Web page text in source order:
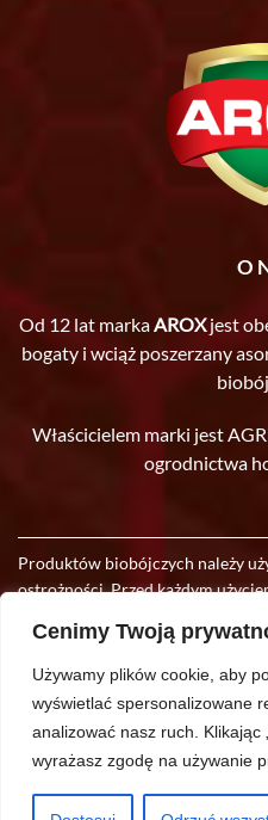
Cenimy Twoją
Używamy plików cookie, aby
wyświetlać spersonalizowane
analizować nasz ruch.
Klikając
wyrażasz zgodę na używanie
O
Od 12 lat marka AROXjest
bogaty i wciąż poszerzany
Właścicielem marki jest
ogrodnictwa
Produktów biobójczych należy
ostrożności. Przed każdym
do wprowadzania w
z postępu technologicznego.
Copyright © 2021
Polityka prywatności
This site is registered onwpml.org as a